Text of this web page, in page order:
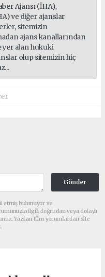
Ajansı (İHA),
ve diğer ajanslar
sitemizin
ajans kanallarından
yer alan hukuki
olup sitemizin hiç
Gönder
etmiş bulunuyor ve
ilgili doğrudan veya dolaylı
Yazılan tüm yorumlardan site